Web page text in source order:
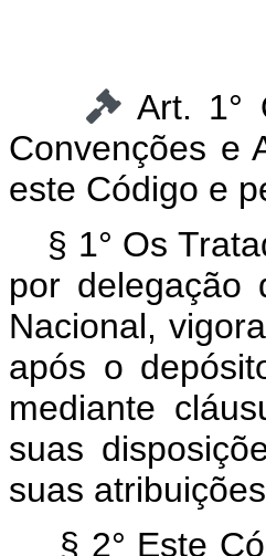
Art. 1°
Convenções e
este Código e
§ 1° Os
por delegação
Nacional,
após o
mediante
suas
suas
§ 2° Este